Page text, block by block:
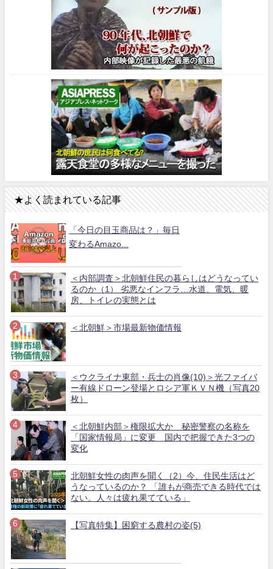
★よく読まれている記事
「今日の目玉商品は？」毎日
変わるAmazo...
＜内部調査＞北朝鮮住民の暮らしはどうなってい
るのか（1） 劣悪なインフラ…水道、電気、暖
房、トイレの実態とは
＜北朝鮮＞市場最新物価情報
＜ウクライナ東部・兵士の肖像(10)＞光ファイバ
ー有線ドローン登場とロシア軍ＫＶＮ機（写真20
枚）
＜北朝鮮内部＞権限拡大か 秘密警察の名称を
「国家情報局」に変更 国内で把握できた3つの
変化
北朝鮮女性の肉声を聞く（2）今、住民生活はど
うなっているのか？ 「誰もが商売できる時代では
ない。人々は疲れ果てている」
【写真特集】困窮する農村の姿(5)